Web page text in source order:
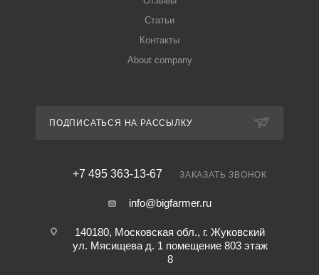
Статьи
Контакты
About company
ПОДПИСАТЬСЯ НА РАССЫЛКУ
+7 495 363-13-67 ЗАКАЗАТЬ ЗВОНОК
info@bigfarmer.ru
140180, Московская обл., г. Жуковский
ул. Мясищева д. 1 помещение 803 этаж
8